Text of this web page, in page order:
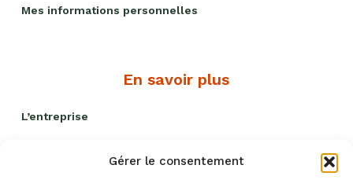
Gérer le consentement
Mes informations personnelles
En savoir plus
L’entreprise